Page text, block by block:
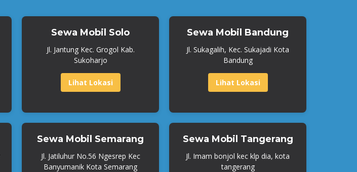
Sewa Mobil Solo
Jl. Jantung Kec. Grogol Kab.
Sukoharjo
Lihat Lokasi
Sewa Mobil Bandung
Jl. Sukagalih, Kec. Sukajadi Kota
Bandung
Lihat Lokasi
Sewa Mobil Semarang
Jl. Jatiluhur No.56 Ngesrep Kec
Banyumanik Kota Semarang
Sewa Mobil Tangerang
Jl. Imam bonjol kec klp dia, kota
tangerang